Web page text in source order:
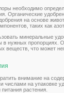
необходимо
Органические
на основе
таких как
минеральные
нужных пропорциях.
веществ, что может
внимание на
числами на упаковке
растения.